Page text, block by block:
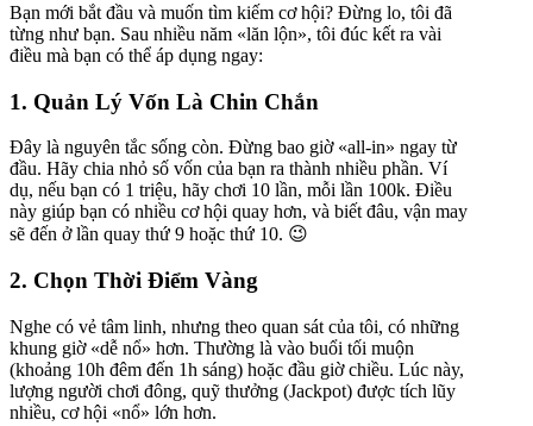
Bạn mới bắt đầu và muốn tìm kiếm cơ hội? Đừng lo, tôi đã
từng như bạn. Sau nhiều năm «lăn lộn», tôi đúc kết ra vài
điều mà bạn có thể áp dụng ngay:
1. Quản Lý Vốn Là Chin Chắn
Đây là nguyên tắc sống còn. Đừng bao giờ «all-in» ngay từ
đầu. Hãy chia nhỏ số vốn của bạn ra thành nhiều phần. Ví
dụ, nếu bạn có 1 triệu, hãy chơi 10 lần, mỗi lần 100k. Điều
này giúp bạn có nhiều cơ hội quay hơn, và biết đâu, vận may
sẽ đến ở lần quay thứ 9 hoặc thứ 10. 😉
2. Chọn Thời Điểm Vàng
Nghe có vẻ tâm linh, nhưng theo quan sát của tôi, có những
khung giờ «dễ nổ» hơn. Thường là vào buổi tối muộn
(khoảng 10h đêm đến 1h sáng) hoặc đầu giờ chiều. Lúc này,
lượng người chơi đông, quỹ thưởng (Jackpot) được tích lũy
nhiều, cơ hội «nổ» lớn hơn.